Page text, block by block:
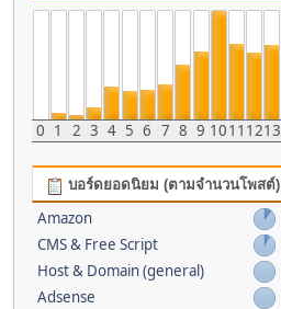
0 1 2 3 4 5 6 7 8 9 1011 1213
บอร์ดยอดนิยม (ตามจำนวนโพสต์)
Amazon
CMS & Free Script
Host & Domain (general)
Adsense